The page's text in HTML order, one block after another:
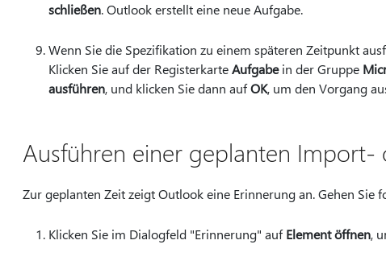
schließen. Outlook erstellt eine neue Aufgabe.
Wenn Sie die Spezifikation zu einem späteren Zeitpunkt
Klicken Sie auf der RegisterkarteAufgabein der Gruppe
ausführen, und klicken Sie dann aufOK, um den Vorgang
Ausführen einer geplanten Import-
Zur geplanten Zeit zeigt Outlook eine Erinnerung an. Gehen
Klicken Sie im Dialogfeld "Erinnerung" aufElement öffnen,